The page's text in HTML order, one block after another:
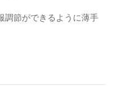
節ができるように薄手